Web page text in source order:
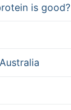
is good?